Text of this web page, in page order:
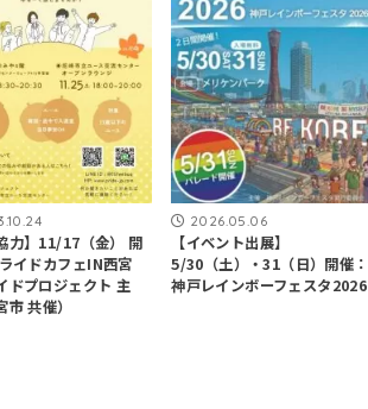
力】11/17（金） 開
イドカフェIN西宮
ドプロジェクト 主
市 共催）
2026.05.06
【イベント出展】
5/30（土）・31（日）開催：
神戸レインボーフェスタ2026